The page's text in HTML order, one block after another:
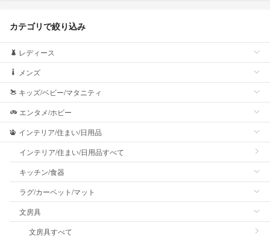
カテゴリで絞り込み
レディース
メンズ
キッズ/ベビー/マタニティ
エンタメ/ホビー
インテリア/住まい/日用品
インテリア/住まい/日用品すべて
キッチン/食器
ラグ/カーペット/マット
文房具
文房具すべて